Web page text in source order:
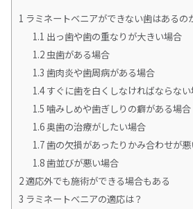
1 ラミネートベニアができない歯はあるの
1.1 出っ歯や歯の重なりが大きい場合
1.2虫歯がある場合
1.3 歯肉炎や歯周病がある場合
1.4すぐに歯を白くしなければならな
1.5 噛みしめや歯ぎしりの癖がある場合
1.6奥歯の治療がしたい場合
1.7歯の欠損があったりかみ合わせが
1.8歯並びが悪い場合
2適応外でも施術ができる場合もある
3 ラミネートべニアの適応は？